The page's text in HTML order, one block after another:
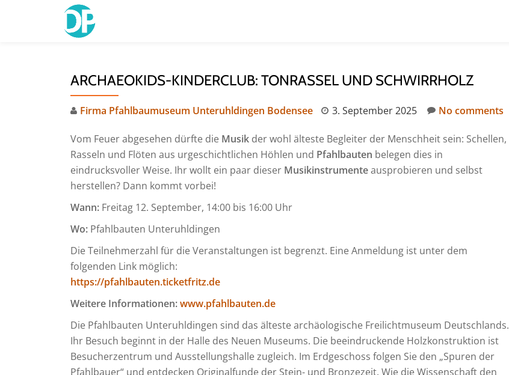
ARCHAEOKIDS-KINDERCLUB: TONRASSEL UND SCHWIRRHOLZ
Firma Pfahlbaumuseum Unteruhldingen Bodensee 3. September 2025 No comments
Vom Feuer abgesehen dürfte die Musik der wohl älteste Begleiter der Menschheit sein: Schellen,
Rasseln und Flöten aus urgeschichtlichen Höhlen und Pfahlbauten belegen dies in
eindrucksvoller Weise. Ihr wollt ein paar dieser Musikinstrumenteausprobieren und selbst
herstellen? Dann kommt vorbei!
Wann: Freitag 12. September, 14:00 bis 16:00 Uhr
Wo: Pfahlbauten Unteruhldingen
Die Teilnehmerzahl für die Veranstaltungen ist begrenzt. Eine Anmeldung ist unter dem
folgenden Link möglich:
https://pfahlbauten.ticketfritz.de
Weitere Informationen:www.pfahlbauten.de
Die Pfahlbauten Unteruhldingen sind das älteste archäologische Freilichtmuseum Deutschlands.
Ihr Besuch beginnt in der Halle des Neuen Museums. Die beeindruckende Holzkonstruktion ist
Besucherzentrum und Ausstellungshalle zugleich. Im Erdgeschoss folgen Sie den „Spuren der
Pfahlbauer“ und entdecken Originalfunde der Stein- und Bronzezeit. Wie die Wissenschaft den